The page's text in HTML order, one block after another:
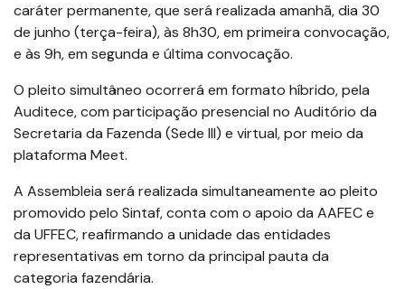
caráter permanente, que será realizada amanhã, dia 30
de junho (terça-feira), às 8h30, em primeira convocação,
e às 9h, em segunda e última convocação.
O pleito simultâneo ocorrerá em formato híbrido, pela
Auditece, com participação presencial no Auditório da
Secretaria da Fazenda (Sede III) e virtual, por meio da
plataforma Meet.
A Assembleia será realizada simultaneamente ao pleito
promovido pelo Sintaf, conta com o apoio da AAFEC e
da UFFEC, reafirmando a unidade das entidades
representativas em torno da principal pauta da
categoria fazendária.